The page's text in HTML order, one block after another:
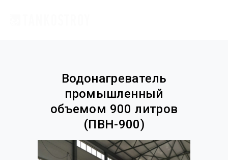
Водонагреватель
промышленный
объемом 900 литров
(ПВН-900)